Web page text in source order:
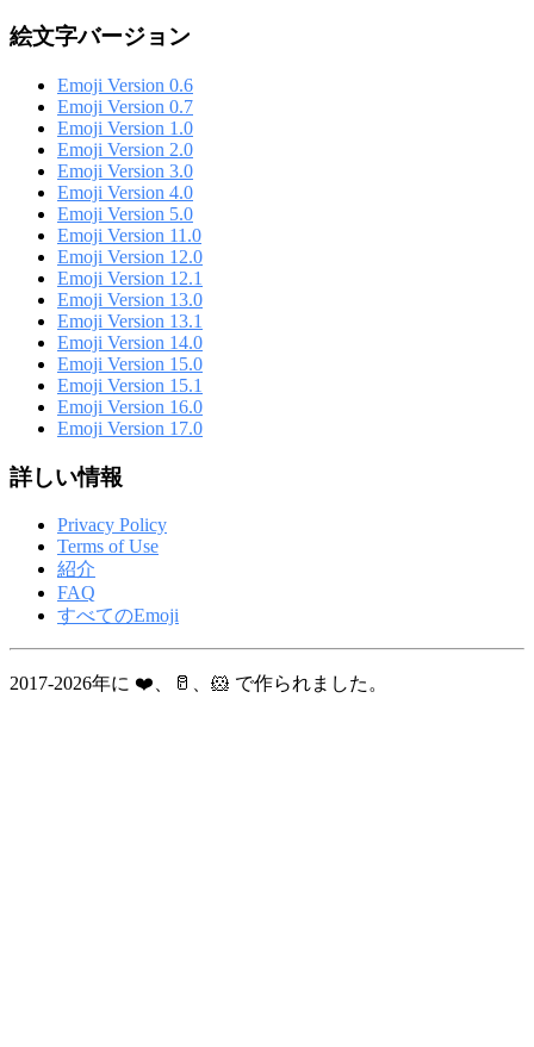
絵文字バージョン
Emoji Version 0.6
Emoji Version 0.7
Emoji Version 1.0
Emoji Version 2.0
Emoji Version 3.0
Emoji Version 4.0
Emoji Version 5.0
Emoji Version 11.0
Emoji Version 12.0
Emoji Version 12.1
Emoji Version 13.0
Emoji Version 13.1
Emoji Version 14.0
Emoji Version 15.0
Emoji Version 15.1
Emoji Version 16.0
Emoji Version 17.0
詳しい情報
Privacy Policy
Terms of Use
紹介
FAQ
すべてのEmoji
2017-2026年に ❤️、🥛、🐹 で作られました。